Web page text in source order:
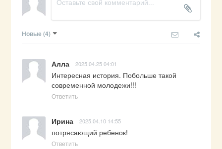
Новые (4)
Алла 2025.04.25 04:01
Интересная история. Побольше такой
современной молодежи!!!
Ответить
Ирина 2025.04.10 14:55
потрясающий ребенок!
Ответить